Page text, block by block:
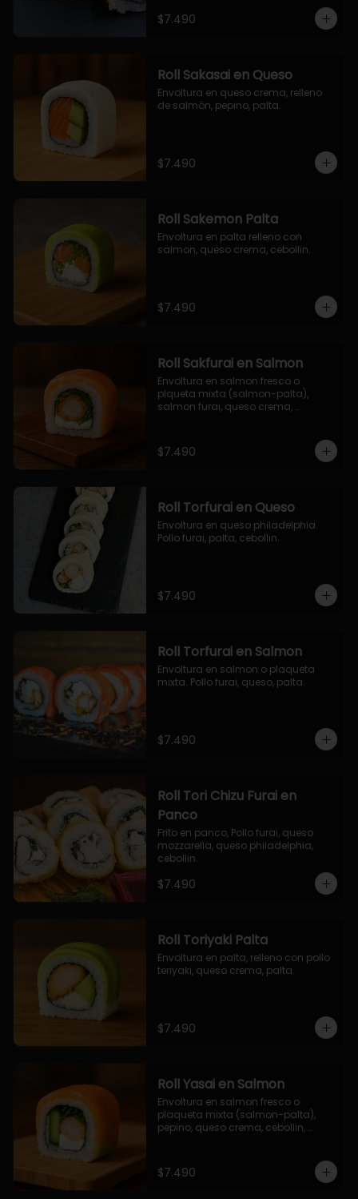
$7.490
Roll Sakasai en Queso
Envoltura en queso crema, relleno
de salmón, pepino, palta.
$7.490
Roll Sakemon Palta
Envoltura en palta relleno con
salmon, queso crema, cebollin.
$7.490
Roll Sakfurai en Salmon
Envoltura en salmon fresco o
plqueta mixta (salmon-palta),
salmon furai, queso crema,
$7.490
Roll Torfurai en Queso
Envoltura en queso philadelphia.
Pollo furai, palta, cebollin.
$7.490
Roll Torfurai en Salmon
Envoltura en salmon o plaqueta
mixta. Pollo furai, queso, palta.
$7.490
Roll Tori Chizu Furai en
Panco
Frito en panco, Pollo furai, queso
mozzarella, queso philadelphia,
cebollin.
$7.490
Roll Toriyaki Palta
Envoltura en palta, relleno con pollo
teriyaki, queso crema, palta.
$7.490
Roll Yasai en Salmon
Envoltura en salmon fresco o
plaqueta mixta (salmon-palta),
pepino, queso crema, cebollin,
$7.490